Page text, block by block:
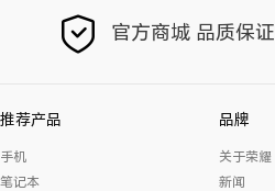
官方商城 品质保证
推荐产品
手机
笔记本
品牌
关于荣耀
新闻